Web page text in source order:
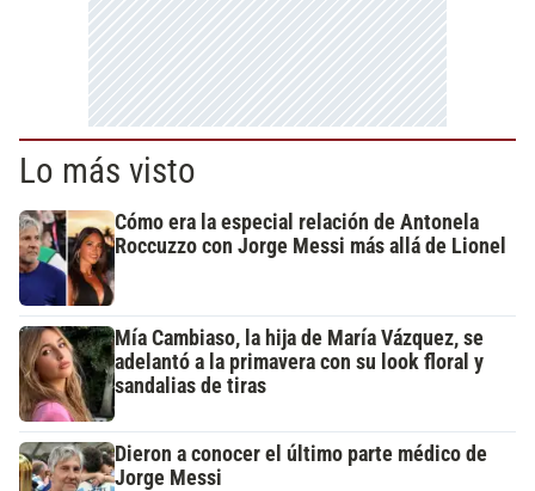
Lo más visto
Cómo era la especial relación de Antonela
Roccuzzo con Jorge Messi más allá de Lionel
Mía Cambiaso, la hija de María Vázquez, se
adelantó a la primavera con su look floral y
sandalias de tiras
Dieron a conocer el último parte médico de
Jorge Messi